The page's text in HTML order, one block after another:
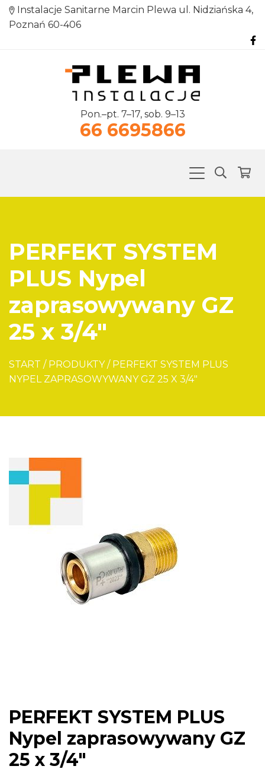
Instalacje Sanitarne Marcin Plewa ul. Nidziańska 4,
Poznań 60-406
Pon.–pt. 7–17, sob. 9–13
66 6695866
PERFEKT SYSTEM
PLUS Nypel
zaprasowywany GZ
25 x 3/4″
START / PRODUKTY / PERFEKT SYSTEM PLUS
NYPEL ZAPRASOWYWANY GZ 25 X 3/4″
PERFEKT SYSTEM PLUS
Nypel zaprasowywany GZ
25 x 3/4″